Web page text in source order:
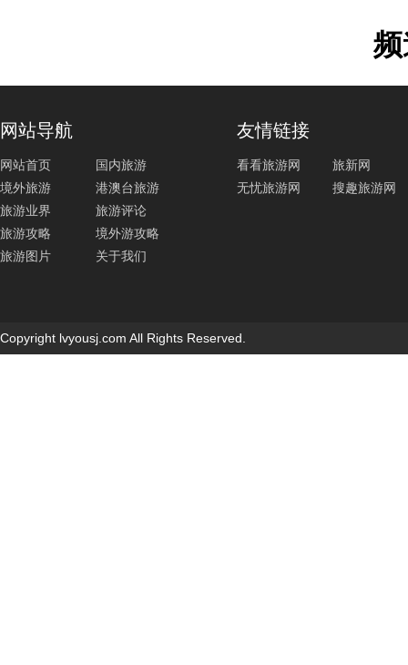
网站导航
网站首页
国内旅游
境外旅游
港澳台旅游
旅游业界
旅游评论
旅游攻略
境外游攻略
旅游图片
关于我们
友情链接
看看旅游网
旅新网
无忧旅游网
搜趣旅游网
Copyright lvyousj.com All Rights Reserved.